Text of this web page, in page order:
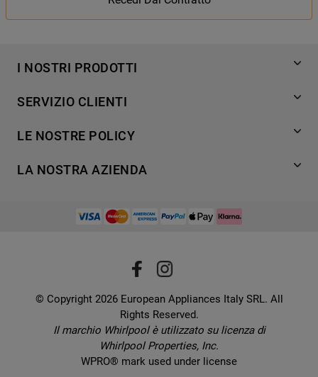
I NOSTRI PRODOTTI
Refrigerazione
Cottura
Aria condizionata
Ricette
SERVIZIO CLIENTI
Supporto
Contatti
Service locator
Domande frequenti
Sul sicuro
LE NOSTRE POLICY
Cookie Policy
Etichette energetiche e schede prodotto
Sostituzione prodotto danneggiato
Codice etico
Dichiarazione di accessibilità
Preferenze Cookie
LA NOSTRA AZIENDA
Lavora con noi
© Copyright 2026 European Appliances Italy SRL. All
Rights Reserved.
Il marchio Whirlpool è utilizzato su licenza di
Whirlpool Properties, Inc.
WPRO® mark used under license